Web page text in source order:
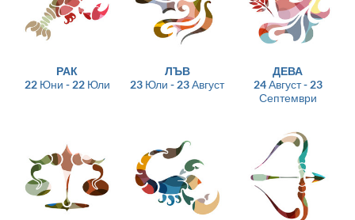
РАК
22 Юни - 22 Юли
ЛЪВ
23 Юли - 23 Август
ДЕВА
24 Август - 23
Септември